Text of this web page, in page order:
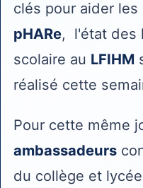
clés pour aider les
pHARe, l'état des
scolaire au LFIHM
réalisé cette
Pour cette même
ambassadeurs
du collège et